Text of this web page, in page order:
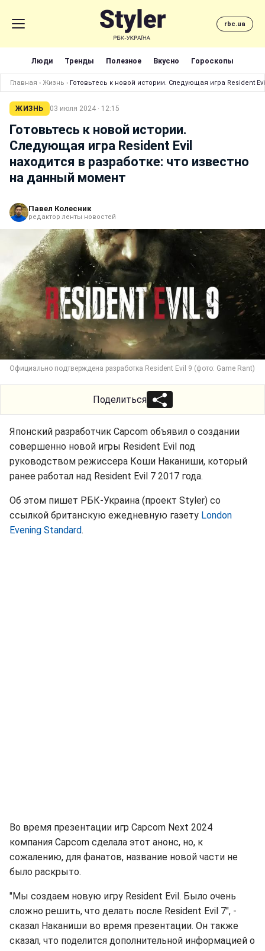
rbc.ua
Люди Тренды Полезное Вкусно Гороскопы
Главная › Жизнь › Готовьтесь к новой истории. Следующая игра Resident
ЖИЗНЬ 03 июля 2024 · 12:15
Готовьтесь к новой истории.
Следующая игра Resident Evil
находится в разработке: что известно
на данный момент
Павел Колесник
редактор ленты новостей
Официально подтверждена разработка Resident Evil 9 (фото: Game Rant)
Поделиться
Японский разработчик Capcom объявил о создании
совершенно новой игры Resident Evil под
руководством режиссера Коши Наканиши, который
ранее работал над Resident Evil 7 2017 года.
Об этом пишет РБК-Украина (проект Styler) со
ссылкой британскую ежедневную газету London
Evening Standard.
Во время презентации игр Capcom Next 2024
компания Capcom сделала этот анонс, но, к
сожалению, для фанатов, название новой части не
было раскрыто.
"Мы создаем новую игру Resident Evil. Было очень
сложно решить, что делать после Resident Evil 7", -
сказал Наканиши во время презентации. Он также
сказал, что поделится дополнительной информацией о